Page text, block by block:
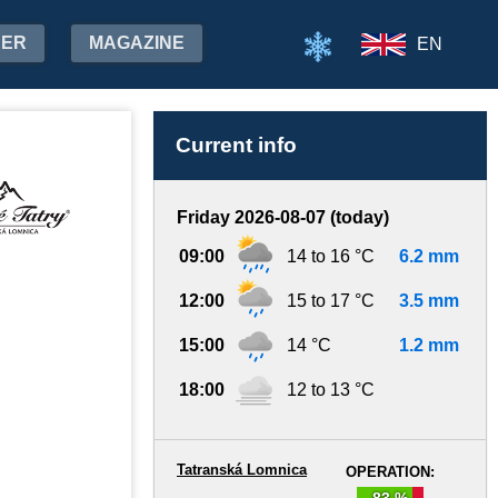
MAGAZINE EN
Current info
Friday 2026-08-07 (today)
09:00 14 to 16 °C 6.2 mm
12:00 15 to 17 °C 3.5 mm
15:00 14 °C 1.2 mm
18:00 12 to 13 °C
OPERATION:
Tatranská Lomnica